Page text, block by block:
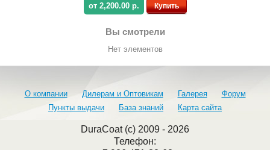
от 2,200.00 р. Купить
Вы смотрели
Нет элементов
О компании Дилерам и Оптовикам Галерея
Форум
Пункты выдачи
База знаний Карта сайта
DuraCoat (c) 2009 - 2026
Телефон: